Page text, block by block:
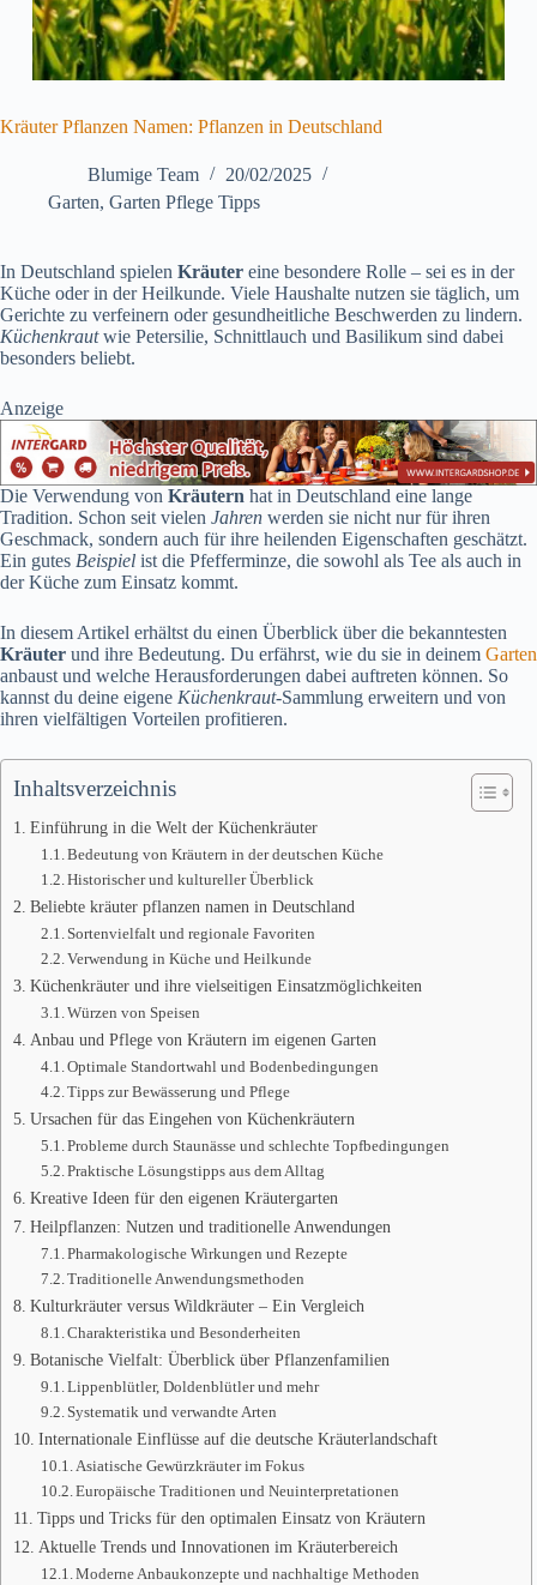
Kräuter Pflanzen Namen: Pflanzen in Deutschland
Blumige Team
20/02/2025
Garten, Garten Pflege Tipps
In Deutschland spielen Kräuter eine besondere Rolle – sei es in der
Küche oder in der Heilkunde. Viele Haushalte nutzen sie täglich, um
Gerichte zu verfeinern oder gesundheitliche Beschwerden zu lindern.
Küchenkrautwie Petersilie, Schnittlauch und Basilikum sind dabei
besonders beliebt.
Anzeige
Die Verwendung von Kräutern hat in Deutschland eine lange
Tradition. Schon seit vielen Jahren werden sie nicht nur für ihren
Geschmack, sondern auch für ihre heilenden Eigenschaften geschätzt.
Ein gutes Beispiel ist die Pfefferminze, die sowohl als Tee als auch in
der Küche zum Einsatz kommt.
In diesem Artikel erhältst du einen Überblick über die bekanntesten
Kräuter und ihre Bedeutung. Du erfährst, wie du sie in deinem Garten
anbaust und welche Herausforderungen dabei auftreten können. So
kannst du deine eigene Küchenkraut-Sammlung erweitern und von
ihren vielfältigen Vorteilen profitieren.
Inhaltsverzeichnis
Einführung in die Welt der Küchenkräuter
Bedeutung von Kräutern in der deutschen Küche
Historischer und kultureller Überblick
Beliebte kräuter pflanzen namen in Deutschland
Sortenvielfalt und regionale Favoriten
Verwendung in Küche und Heilkunde
Küchenkräuter und ihre vielseitigen Einsatzmöglichkeiten
Würzen von Speisen
Anbau und Pflege von Kräutern im eigenen Garten
Optimale Standortwahl und Bodenbedingungen
Tipps zur Bewässerung und Pflege
Ursachen für das Eingehen von Küchenkräutern
Probleme durch Staunässe und schlechte Topfbedingungen
Praktische Lösungstipps aus dem Alltag
Kreative Ideen für den eigenen Kräutergarten
Heilpflanzen: Nutzen und traditionelle Anwendungen
Pharmakologische Wirkungen und Rezepte
Traditionelle Anwendungsmethoden
Kulturkräuter versus Wildkräuter – Ein Vergleich
Charakteristika und Besonderheiten
Botanische Vielfalt: Überblick über Pflanzenfamilien
Lippenblütler, Doldenblütler und mehr
Systematik und verwandte Arten
Internationale Einflüsse auf die deutsche Kräuterlandschaft
Asiatische Gewürzkräuter im Fokus
Europäische Traditionen und Neuinterpretationen
Tipps und Tricks für den optimalen Einsatz von Kräutern
Aktuelle Trends und Innovationen im Kräuterbereich
Moderne Anbaukonzepte und nachhaltige Methoden